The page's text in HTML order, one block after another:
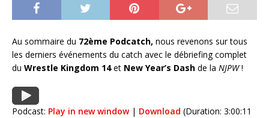
Au sommaire du 72ème Podcatch, nous revenons sur tous
les derniers événements du catch avec le débriefing complet
du Wrestle Kingdom 14et New Year’s Dash de la NJPW!
Podcast: Play in new window| Download (Duration: 3:00:11